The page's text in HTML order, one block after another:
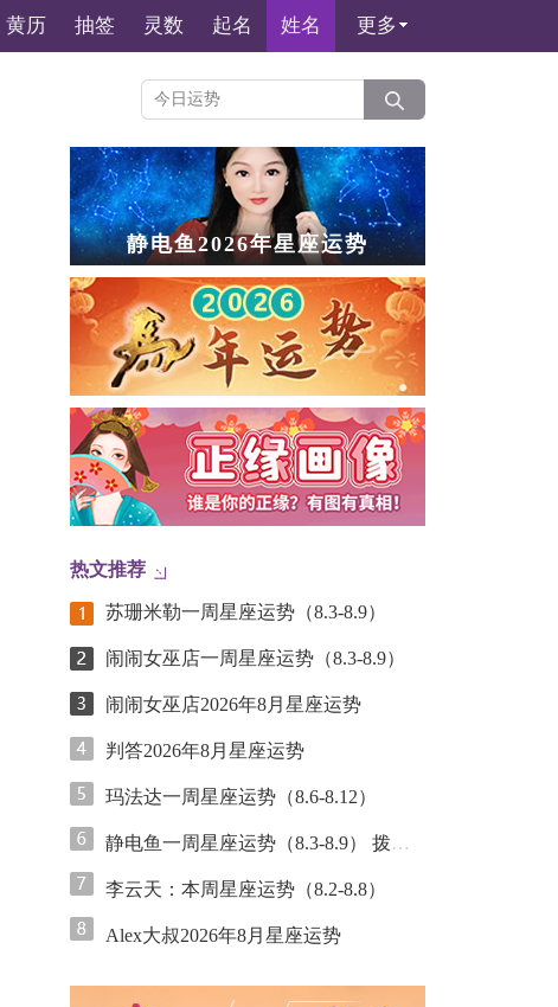
黄历 抽签 灵数 起名 姓名 更多
静电鱼2026年星座运势
热文推荐
苏珊米勒一周星座运势（8.3-8.9）
闹闹女巫店一周星座运势（8.3-8.9）
闹闹女巫店2026年8月星座运势
判答2026年8月星座运势
玛法达一周星座运势（8.6-8.12）
静电鱼一周星座运势（8.3-8.9） 拨云见日，废墟上的理性重构
李云天：本周星座运势（8.2-8.8）
Alex大叔2026年8月星座运势